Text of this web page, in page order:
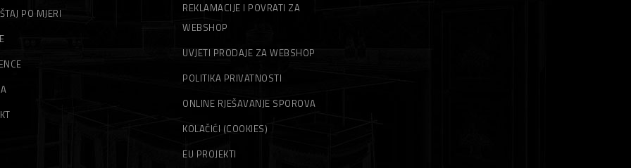
PO MJERI
REKLAMACIJE I POVRATI ZA
WEBSHOP
UVJETI PRODAJE ZA WEBSHOP
POLITIKA PRIVATNOSTI
ONLINE RJEŠAVANJE SPOROVA
KOLAČIĆI (COOKIES)
EU PROJEKTI